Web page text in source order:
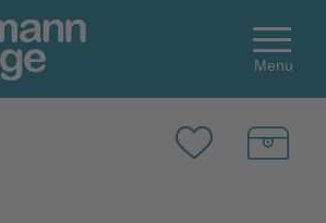
Menu